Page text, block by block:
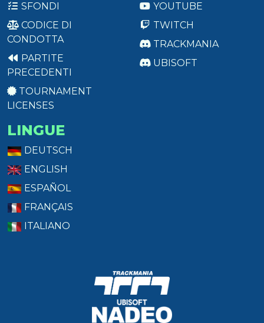
SFONDI
CODICE DI
CONDOTTA
PARTITE
PRECEDENTI
TOURNAMENT
LICENSES
YOUTUBE
TWITCH
TRACKMANIA
UBISOFT
LINGUE
DEUTSCH
ENGLISH
ESPAÑOL
FRANÇAIS
ITALIANO